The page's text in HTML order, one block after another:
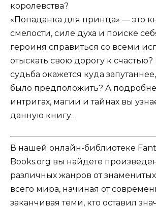
королевства?
«Попаданка для принца» — это
смелости, силе духа и поиске
героиня справиться со всеми
отыскать свою дорогу к
судьба окажется куда
было предположить? А
интригах, магии и тайнах вы
данную книгу…
В нашей онлайн-библиотеке
Books.org вы найдете
различных жанров от
всего мира, начиная от
заканчивая теми, кто оставил